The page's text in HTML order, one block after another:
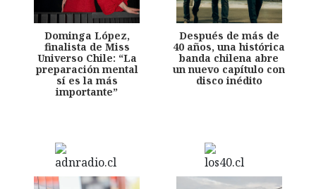
Dominga López,
finalista de Miss
Universo Chile: “La
preparación mental
sí es la más
importante”
Después de más de
40 años, una histórica
banda chilena abre
un nuevo capítulo con
disco inédito